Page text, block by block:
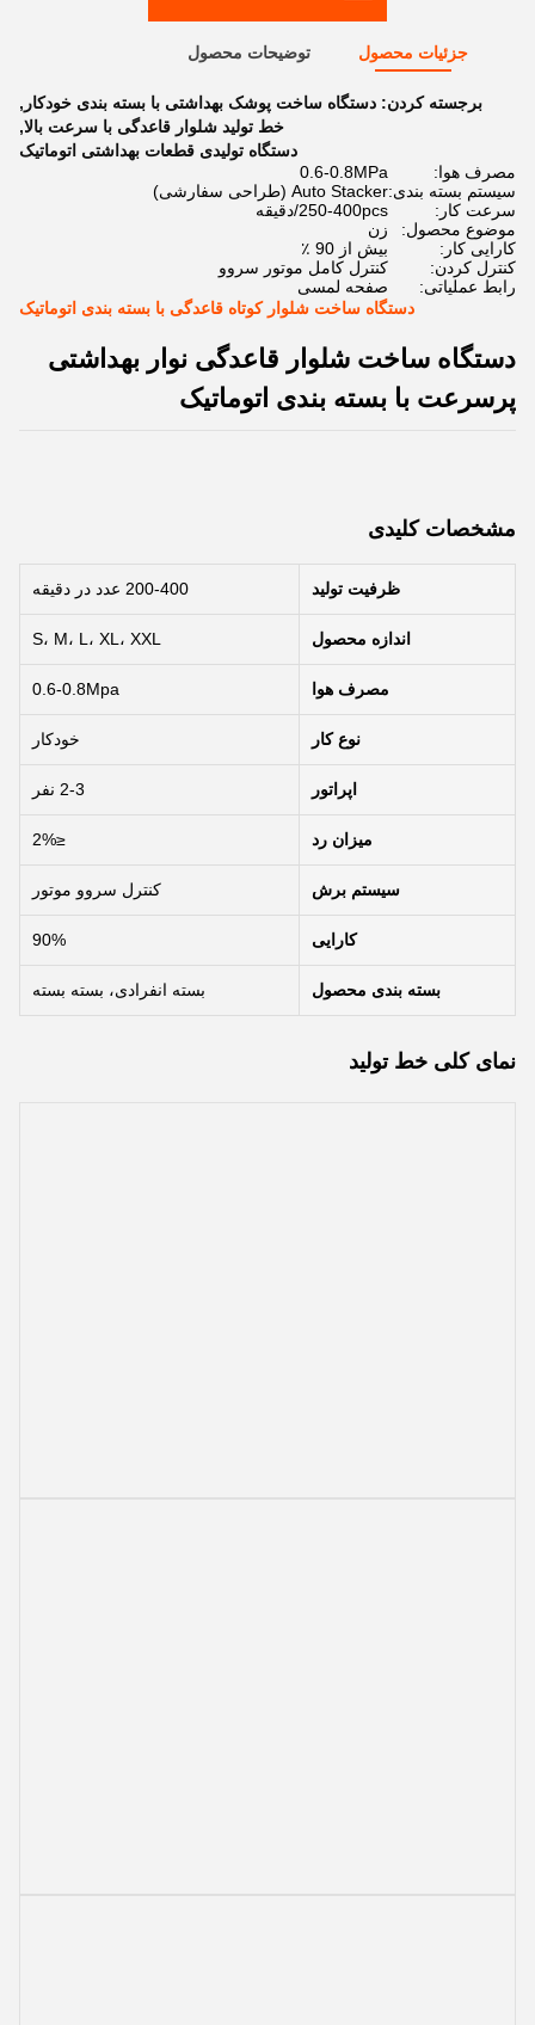
جزئیات محصول توضیحات محصول
برجسته کردن: دستگاه ساخت پوشک بهداشتی با بسته بندی خودکار ,
خط تولید شلوار قاعدگی با سرعت بالا,
دستگاه تولیدی قطعات بهداشتی اتوماتیک
مصرف هوا:
0.6-0.8MPa
سیستم بسته بندی:Auto Stacker (طراحی سفارشی)
سرعت کار:
250-400pcs/دقیقه
موضوع محصول:
زن
کارایی کار:
بیش از 90 ٪
کنترل کردن:
کنترل کامل موتور سروو
رابط عملیاتی:
صفحه لمسی
دستگاه ساخت شلوار کوتاه قاعدگی با بسته بندی اتوماتیک
دستگاه ساخت شلوار قاعدگی نوار بهداشتی
پرسرعت با بسته بندی اتوماتیک
مشخصات کلیدی
ظرفیت تولید 200-400 عدد در دقیقه
اندازه محصول S، M، L، XL، XXL
مصرف هوا 0.6-0.8Mpa
نوع کار خودکار
اپراتور 2-3 نفر
میزان رد ≤2%
سیستم برش کنترل سروو موتور
کارایی 90%
بسته بندی محصول بسته انفرادی، بسته بسته
نمای کلی خط تولید